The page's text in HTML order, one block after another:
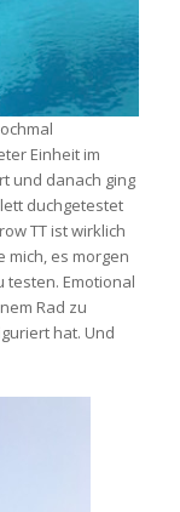
Einheit im
und danach ging
duchgetestet
TT ist wirklich
mich, es morgen
testen. Emotional
Rad zu
hat. Und